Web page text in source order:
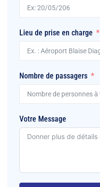
Lieu de prise en charge
Nombre de passagers
Votre Message